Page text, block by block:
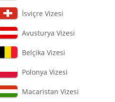
İsviçre Vizesi
Avusturya Vizesi
Belçika Vizesi
Polonya Vizesi
Macaristan Vizesi